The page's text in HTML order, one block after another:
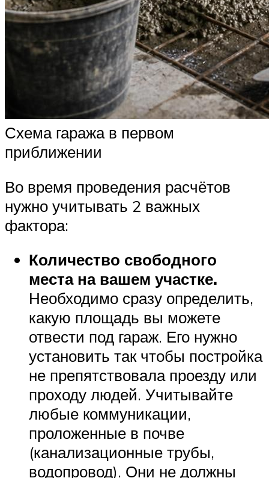
Схема гаража в первом
приближении
Во время проведения расчётов
нужно учитывать 2 важных
фактора:
Количество свободного
места на вашем участке.
Необходимо сразу определить,
какую площадь вы можете
отвести под гараж. Его нужно
установить так чтобы постройка
не препятствовала проезду или
проходу людей. Учитывайте
любые коммуникации,
проложенные в почве
(канализационные трубы,
водопровод). Они не должны